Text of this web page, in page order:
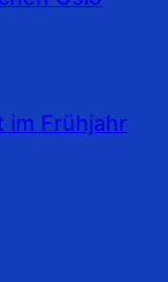
im Frühjahr